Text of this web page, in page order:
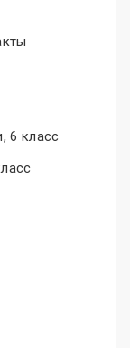
6 класс